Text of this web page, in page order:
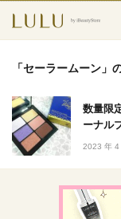
スキンケア
メークアップ
エイジングケア
「セーラームーン」
数量限
ーナル
2023 年 4